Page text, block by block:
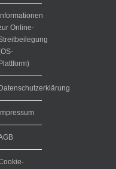
Informationen
Online-
Plattform)
Datenschutzerklärung
Impressum